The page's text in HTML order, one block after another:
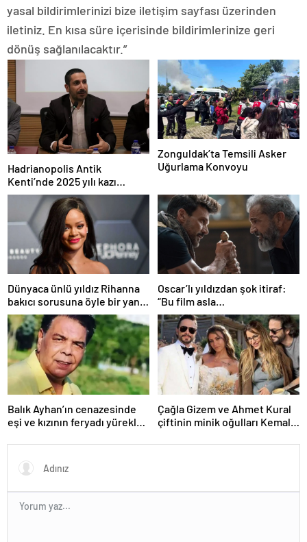
yasal bildirimlerinizi bize iletişim sayfası üzerinden
iletiniz. En kısa süre içerisinde bildirimlerinize geri
dönüş sağlanılacaktır.”
Hadrianopolis Antik
Kenti’nde 2025 yılı kazı
sezonu başladı
Zonguldak’ta Temsili Asker
Uğurlama Konvoyu
Dünyaca ünlü yıldız Rihanna
bakıcı sorusuna öyle bir yanıt
verdi ki! “35 yıl boyunca…”
Oscar’lı yıldızdan şok itiraf:
“Bu film asla
yayınlanmamalıydı!”
Balık Ayhan’ın cenazesinde
eşi ve kızının feryadı yürekleri
yanıyor!”
Çağla Gizem ve Ahmet Kural
çiftinin minik oğulları Kemal, 1
gününden kareler!